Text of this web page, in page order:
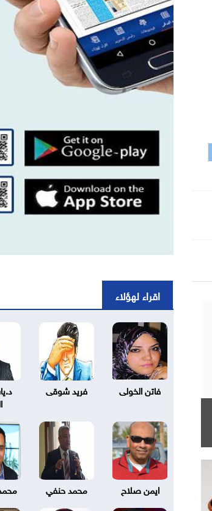
اقراء لهؤلاء
فاتن الخولى فريد شوقى
ايمن صلاح محمد حنفي